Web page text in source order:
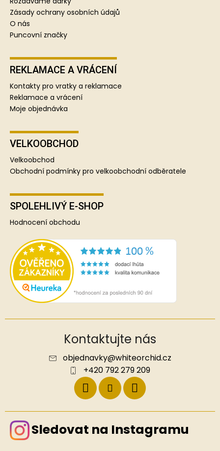
Zásady ochrany osobních údajů
O nás
Puncovní značky
REKLAMACE A VRÁCENÍ
Kontakty pro vratky a reklamace
Reklamace a vrácení
Moje objednávka
VELKOOBCHOD
Velkoobchod
Obchodní podmínky pro velkoobchodní odběratele
SPOLEHLIVÝ E-SHOP
Hodnocení obchodu
Kontaktujte nás
objednavky@whiteorchid.cz
+420 792 279 209
Sledovat na Instagramu